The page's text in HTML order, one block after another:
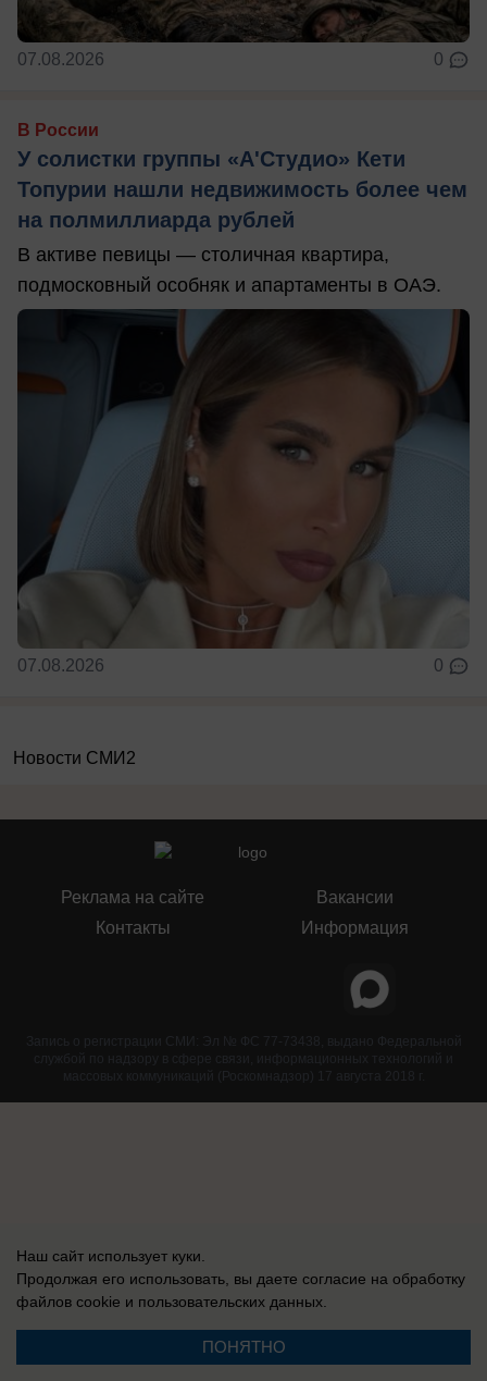
07.08.2026 0
В России
У солистки группы «А'Студио» Кети
Топурии нашли недвижимость более чем
на полмиллиарда рублей
В активе певицы — столичная квартира,
подмосковный особняк и апартаменты в ОАЭ.
07.08.2026 0
Новости СМИ2
Реклама на сайте
Контакты
Вакансии
Информация
Запись о регистрации СМИ: Эл № ФС 77-73438, выдано Федеральной
службой по надзору в сфере связи, информационных технологий и
массовых коммуникаций (Роскомнадзор) 17 августа 2018 г.
Наш сайт использует куки.
Продолжая его использовать, вы даете согласие на обработку
файлов cookie и пользовательских данных.
ПОНЯТНО